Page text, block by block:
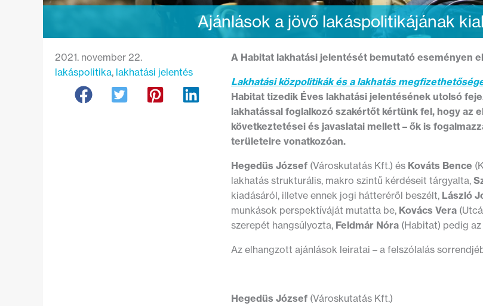
Ajánlások a jövő lakáspolitikájának
2021. november 22.
lakáspolitika, lakhatási jelentés
A Habitat lakhatási jelentését bemutató eseményen
Lakhatási közpolitikák és a lakhatás
Habitat tizedik Éves lakhatási jelentésének utolsó
lakhatással foglalkozó szakértőt kértünk fel, hogy az
következtetései és javaslatai mellett – ők is
területeire vonatkozóan.
Hegedüs József (Városkutatás Kft.) és Kováts Bence
lakhatás strukturális, makro szintű kérdéseit tárgyalta,
kiadásáról, illetve ennek jogi hátteréről beszélt, László
munkások perspektíváját mutatta be, Kovács Vera
szerepét hangsúlyozta, Feldmár Nóra (Habitat) pedig
Az elhangzott ajánlások leiratai – a felszólalás
Hegedüs József (Városkutatás Kft.)